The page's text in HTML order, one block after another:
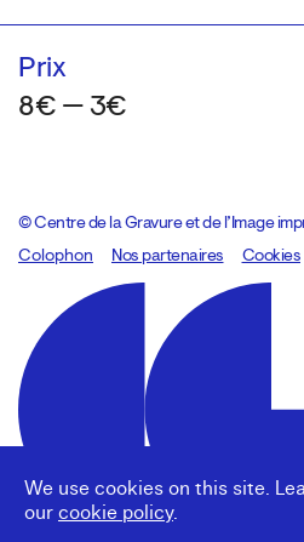
We use cookies on this site.
our cookie policy.
Prix
8€ — 3€
© Centre de la Gravure et de l’Image
Colophon
Design:Marcel Kaczmarek, code:
Nos partenaires Cookies